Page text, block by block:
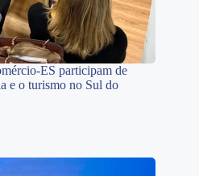
ES participam de
e o turismo no Sul do